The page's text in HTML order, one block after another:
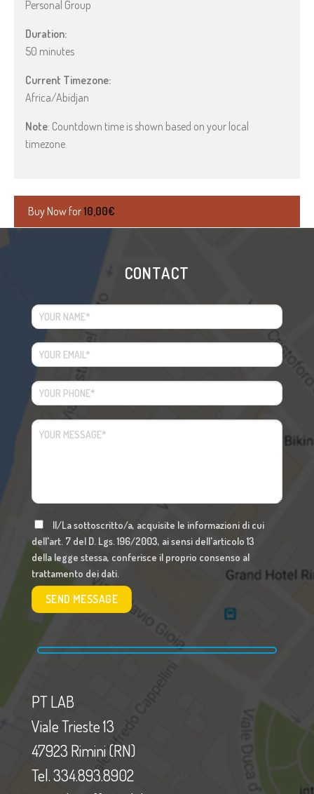
Personal Group
Duration:
50 minutes
Current Timezone:
Africa/Abidjan
Note: Countdown time is shown based on your local
timezone.
Buy Now for10,00€
CONTACT
Il/La sottoscritto/a, acquisite le informazioni di cui
dell'art. 7 del D. Lgs. 196/2003, ai sensi dell'articolo 13
della legge stessa, conferisce il proprio consenso al
trattamento dei dati.
PT LAB
Viale Trieste 13
47923 Rimini (RN)
Tel. 334.893.8902